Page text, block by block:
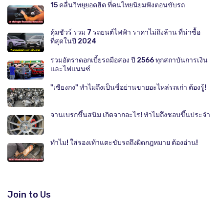
15 คลื่นวิทยุยอดฮิต ที่คนไทยนิยมฟังตอนขับรถ
คุ้มชัวร์ รวม 7 รถยนต์ไฟฟ้า ราคาไม่ถึงล้าน ที่น่าซื้อ
ที่สุดในปี 2024
รวมอัตราดอกเบี้ยรถมือสอง ปี 2566 ทุกสถาบันการเงิน
และไฟแนนซ์
"เซียงกง" ทำไมถึงเป็นชื่อย่านขายอะไหล่รถเก่า ต้องรู้!
จานเบรกขึ้นสนิม เกิดจากอะไร! ทำไมถึงชอบขึ้นประจำ
ทำไม! ใส่รองเท้าแตะขับรถถึงผิดกฎหมาย ต้องอ่าน!
Join to Us